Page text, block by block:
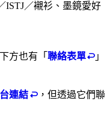
ISTJ／襯衫、墨鏡愛好
方也有「 聯絡表單
」
連結
，但透過它們聯